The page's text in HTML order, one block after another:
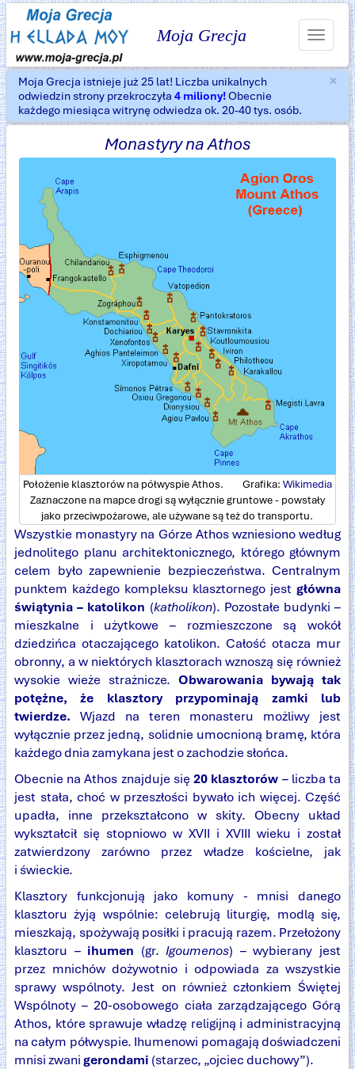
Moja Grecja
Toggle
×
Moja Grecja istnieje już 25 lat! Liczba unikalnych
odwiedzin strony przekroczyła 4 miliony!Obecnie
każdego miesiąca witrynę odwiedza ok. 20-40 tys. osób.
Monastyry na Athos
Położenie klasztorów na półwyspie Athos. Grafika: Wikimedia
Zaznaczone na mapce drogi są wyłącznie gruntowe - powstały
jako przeciwpożarowe, ale używane są też do transportu.
Wszystkie monastyry na Górze Athos wzniesiono według
jednolitego planu architektonicznego, którego głównym
celem było zapewnienie bezpieczeństwa. Centralnym
punktem każdego kompleksu klasztornego jest główna
świątynia – katolikon (katholikon). Pozostałe budynki –
mieszkalne i użytkowe – rozmieszczone są wokół
dziedzińca otaczającego katolikon. Całość otacza mur
obronny, a w niektórych klasztorach wznoszą się również
wysokie wieże strażnicze. Obwarowania bywają tak
potężne, że klasztory przypominają zamki lub
twierdze. Wjazd na teren monasteru możliwy jest
wyłącznie przez jedną, solidnie umocnioną bramę, która
każdego dnia zamykana jest o zachodzie słońca.
Obecnie na Athos znajduje się20 klasztorów – liczba ta
jest stała, choć w przeszłości bywało ich więcej. Część
upadła, inne przekształcono w skity. Obecny układ
wykształcił się stopniowo w XVII i XVIII wieku i został
zatwierdzony zarówno przez władze kościelne, jak
i świeckie.
Klasztory funkcjonują jako komuny - mnisi danego
klasztoru żyją wspólnie: celebrują liturgię, modlą się,
mieszkają, spożywają posiłki i pracują razem. Przełożony
klasztoru – ihumen (gr.Igoumenos) – wybierany jest
przez mnichów dożywotnio i odpowiada za wszystkie
sprawy wspólnoty. Jest on również członkiem Świętej
Wspólnoty – 20-osobowego ciała zarządzającego Górą
Athos, które sprawuje władzę religijną i administracyjną
na całym półwyspie. Ihumenowi pomagają doświadczeni
mnisi zwanigerondami (starzec, „ojciec duchowy”).